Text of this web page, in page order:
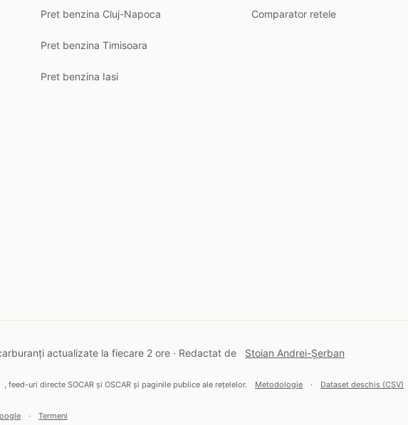
Pret benzina Cluj-Napoca
Pret benzina Timisoara
Pret benzina Iasi
Comparator retele
actualizate la fiecare 2 ore · Redactat de Stoian Andrei-Șerban
, feed-uri directe SOCAR și OSCAR și paginile publice ale rețelelor. Metodologie · Dataset deschis (CSV)
· Termeni